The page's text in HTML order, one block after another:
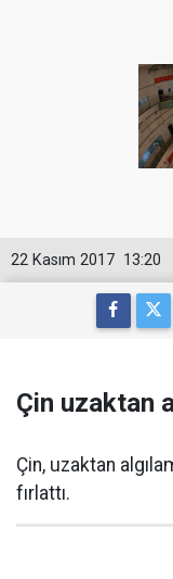
13:20
22 Kasım 2017
Çin uzaktan
Çin, uzaktan
fırlattı.